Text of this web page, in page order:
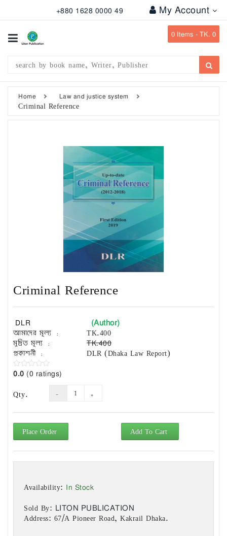
+880 1628 0000 49 My Account
0 Items -TK. 0
Categories
Publication
Islamic
Building
Construction
&
Civil
Engineering
Home Law and justice system
Criminal Reference
Criminal Reference
DLR (Author)
আমাদের মূল্য : TK.400
মুদ্রিত মূল্য :
TK.400
প্রকাশনী :
DLR (Dhaka Law Report)
0.0 (0 ratings)
Qty.
Place Order Add To Cart
Availability: In Stock
Sold By: LITON PUBLICATION
Address: 67/A Pioneer Road, Kakrail Dhaka.